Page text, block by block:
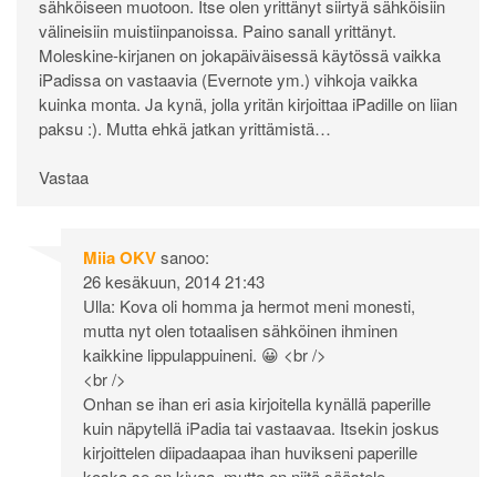
sähköiseen muotoon. Itse olen yrittänyt siirtyä sähköisiin
välineisiin muistiinpanoissa. Paino sanall yrittänyt.
Moleskine-kirjanen on jokapäiväisessä käytössä vaikka
iPadissa on vastaavia (Evernote ym.) vihkoja vaikka
kuinka monta. Ja kynä, jolla yritän kirjoittaa iPadille on liian
paksu :). Mutta ehkä jatkan yrittämistä…
Vastaa
Miia OKVsanoo:
26 kesäkuun, 2014 21:43
Ulla: Kova oli homma ja hermot meni monesti,
mutta nyt olen totaalisen sähköinen ihminen
kaikkine lippulappuineni. 😀 <br />
<br />
Onhan se ihan eri asia kirjoitella kynällä paperille
kuin näpytellä iPadia tai vastaavaa. Itsekin joskus
kirjoittelen diipadaapaa ihan huvikseni paperille